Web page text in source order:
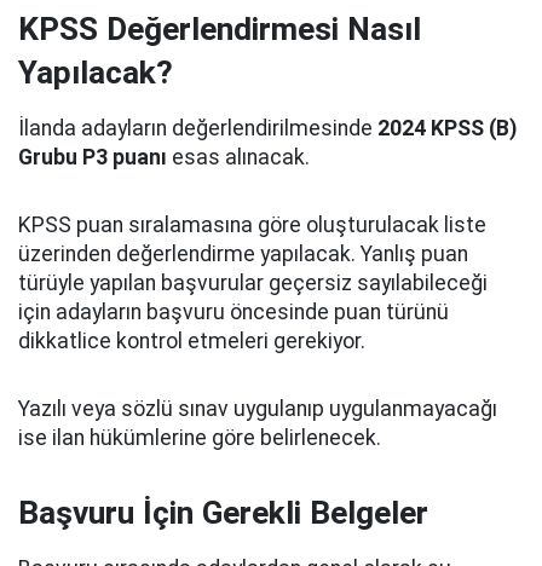
KPSS Değerlendirmesi Nasıl
Yapılacak?
İlanda adayların değerlendirilmesinde 2024 KPSS (B)
Grubu P3 puanı esas alınacak.
KPSS puan sıralamasına göre oluşturulacak liste
üzerinden değerlendirme yapılacak. Yanlış puan
türüyle yapılan başvurular geçersiz sayılabileceği
için adayların başvuru öncesinde puan türünü
dikkatlice kontrol etmeleri gerekiyor.
Yazılı veya sözlü sınav uygulanıp uygulanmayacağı
ise ilan hükümlerine göre belirlenecek.
Başvuru İçin Gerekli Belgeler